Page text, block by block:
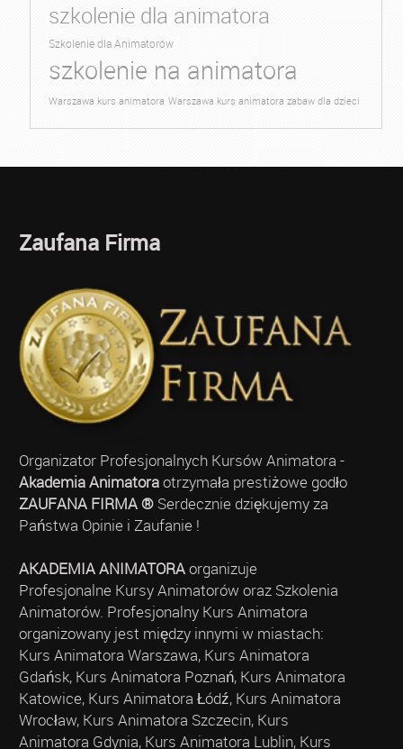
szkolenie dla animatora
Szkolenie dla Animatorów
szkolenie na animatora
Warszawa kurs animatora Warszawa kurs animatora zabaw dla dzieci
Zaufana Firma
Organizator Profesjonalnych Kursów Animatora -
Akademia Animatoraotrzymała prestiżowe godło
ZAUFANA FIRMA ®Serdecznie dziękujemy za
Państwa Opinie i Zaufanie !
AKADEMIA ANIMATORAorganizuje
Profesjonalne Kursy Animatorów oraz Szkolenia
Animatorów. Profesjonalny Kurs Animatora
organizowany jest między innymi w miastach:
Kurs Animatora Warszawa, Kurs Animatora
Gdańsk, Kurs Animatora Poznań, Kurs Animatora
Katowice, Kurs Animatora Łódź, Kurs Animatora
Wrocław, Kurs Animatora Szczecin, Kurs
Animatora Gdynia, Kurs Animatora Lublin, Kurs